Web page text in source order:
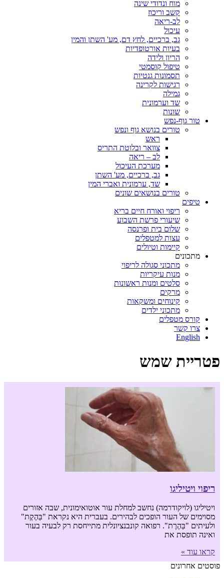
מוח ונדודי שינה
קשב וריכוז
לב-ריאה
עיכול
גב, ברכיים, לחץ דם, מע' השתן והמין
בעיות אורטופדיות
הריון ולידה
טיפול קוסמטי
תסמונות גנטיות
רגישות לקרינה
גמילה
שד וערמונית
שונות
טור גוף-נפש
טורים בנושא גוף ונפש
ראש
צוואר ובלוטת התריס
לב – ריאה
מערכת העיכול
גב, ברכיים, מע' השתן
שד, ערמונית ואברי המין
טורים בנושאים שונים
טיפים
ריפוי ואורח חיים בריא
שיעורי פרשת השבוע
שלום בית ופרנסה
עצות למטפלים
קיימות וטיולים
מתכונים
מתכוני סגולה לריפוי
מנות עיקריות
סלטים ומנות ראשונות
מרקים
קינוחים ומשקאות
מתכוני ילדים
קורס מטפלים
צרו קשר
English
פטריית שמש
ריפוי ויטיליגו
ויטיליגו (לויקודרמה) נחשב למחלת עור אוטואימונית, שבה אזורים
מסוימים של העור הופכים לבהירים. בעברית היא נקראת "בַּהֶקֶת"
ולעיתים "בַּהֶרֶת". רפואה קונבנציונלית מתייחסת רק לבעיה בעור
ואינה תופסת את
קראו עוד »
פוסטים אחרונים